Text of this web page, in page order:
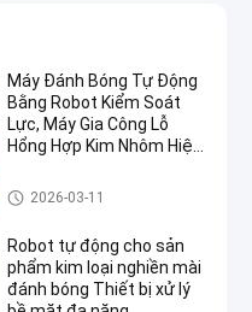
Máy Đánh Bóng Tự Động
Bằng Robot Kiểm Soát
Lực, Máy Gia Công Lỗ
Hổng Hợp Kim Nhôm Hiệu
Kim Loại Thông Minh
Máy đánh bóng tự động
2026-03-11
Robot tự động cho sản
phẩm kim loại nghiền mài
đánh bóng Thiết bị xử lý